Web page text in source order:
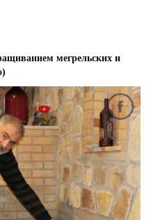
мегрельских и